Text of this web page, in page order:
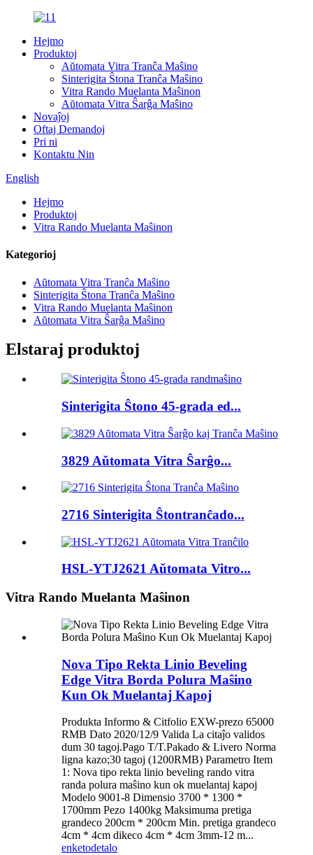
Hejmo
Produktoj
Aŭtomata Vitra Tranĉa Maŝino
Sinterigita Ŝtona Tranĉa Maŝino
Vitra Rando Muelanta Maŝinon
Aŭtomata Vitra Ŝarĝa Maŝino
Novaĵoj
Oftaj Demandoj
Pri ni
Kontaktu Nin
English
Hejmo
Produktoj
Vitra Rando Muelanta Maŝinon
Kategorioj
Aŭtomata Vitra Tranĉa Maŝino
Sinterigita Ŝtona Tranĉa Maŝino
Vitra Rando Muelanta Maŝinon
Aŭtomata Vitra Ŝarĝa Maŝino
Elstaraj produktoj
Sinterigita Ŝtono 45-grada ed...
3829 Aŭtomata Vitra Ŝarĝo...
2716 Sinterigita Ŝtontranĉado...
HSL-YTJ2621 Aŭtomata Vitro...
Vitra Rando Muelanta Maŝinon
Nova Tipo Rekta Linio Beveling
Edge Vitra Borda Polura Maŝino
Kun Ok Muelantaj Kapoj
Produkta Informo & Citfolio EXW-prezo 65000
RMB Dato 2020/12/9 Valida La citaĵo validos
dum 30 tagoj.Pago T/T.Pakado & Livero Norma
ligna kazo;30 tagoj (1200RMB) Parametro Item
1: Nova tipo rekta linio beveling rando vitra
randa polura maŝino kun ok muelantaj kapoj
Modelo 9001-8 Dimensio 3700 * 1300 *
1700mm Pezo 1400kg Maksimuma pretiga
grandeco 200cm * 200cm Min. pretiga grandeco
4cm * 4cm dikeco 4cm * 4cm 3mm-12 m...
enketodetalo